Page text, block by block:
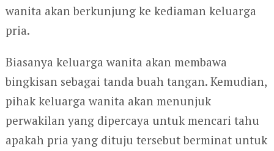
wanita akan berkunjung ke kediaman keluarga
pria.
Biasanya keluarga wanita akan membawa
bingkisan sebagai tanda buah tangan. Kemudian,
pihak keluarga wanita akan menunjuk
perwakilan yang dipercaya untuk mencari tahu
apakah pria yang dituju tersebut berminat untuk